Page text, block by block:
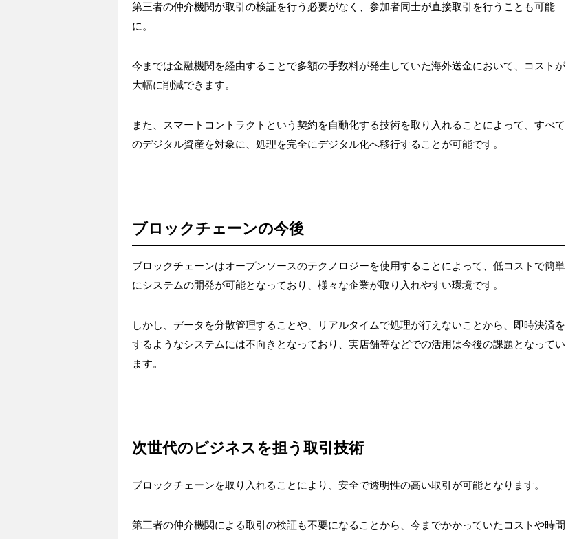
第三者の仲介機関が取引の検証を行う必要がなく、参加者同士が直接取引を行うことも可能
に。
今までは金融機関を経由することで多額の手数料が発生していた海外送金において、コストが
大幅に削減できます。
また、スマートコントラクトという契約を自動化する技術を取り入れることによって、すべて
のデジタル資産を対象に、処理を完全にデジタル化へ移行することが可能です。
ブロックチェーンの今後
ブロックチェーンはオープンソースのテクノロジーを使用することによって、低コストで簡単
にシステムの開発が可能となっており、様々な企業が取り入れやすい環境です。
しかし、データを分散管理することや、リアルタイムで処理が行えないことから、即時決済を
するようなシステムには不向きとなっており、実店舗等などでの活用は今後の課題となってい
ます。
次世代のビジネスを担う取引技術
ブロックチェーンを取り入れることにより、安全で透明性の高い取引が可能となります。
第三者の仲介機関による取引の検証も不要になることから、今までかかっていたコストや時間